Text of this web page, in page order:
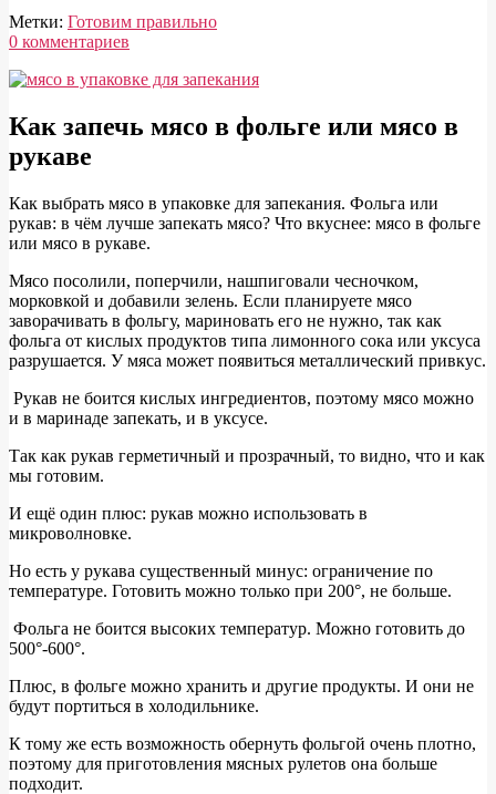
Метки: Готовим правильно
0 комментариев
в
упаковке
для
запекания
или
мясо
в
фольге
и
мясо
в
рукаве.
выбрать
Как запечь мясо в фольге или мясо в
рукаве
Как выбрать мясо в упаковке для запекания. Фольга или
рукав: в чём лучше запекать мясо? Что вкуснее: мясо в фольге
или мясо в рукаве.
Мясо посолили, поперчили, нашпиговали чесночком,
морковкой и добавили зелень. Если планируете мясо
заворачивать в фольгу, мариновать его не нужно, так как
фольга от кислых продуктов типа лимонного сока или уксуса
разрушается. У мяса может появиться металлический привкус.
Рукав не боится кислых ингредиентов, поэтому мясо можно
и в маринаде запекать, и в уксусе.
Так как рукав герметичный и прозрачный, то видно, что и как
мы готовим.
И ещё один плюс: рукав можно использовать в
микроволновке.
Но есть у рукава существенный минус: ограничение по
температуре. Готовить можно только при 200°, не больше.
Фольга не боится высоких температур. Можно готовить до
500°-600°.
Плюс, в фольге можно хранить и другие продукты. И они не
будут портиться в холодильнике.
К тому же есть возможность обернуть фольгой очень плотно,
поэтому для приготовления мясных рулетов она больше
подходит.